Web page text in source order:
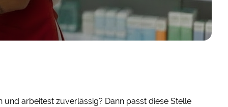
arbeitest zuverlässig? Dann passt diese Stelle